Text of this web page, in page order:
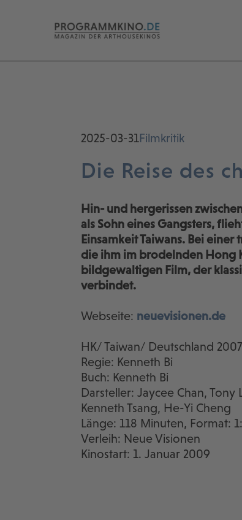
2025-03-31Filmkritik
Die Reise des
Hin- und hergerissen
als Sohn eines Gangsters,
Einsamkeit Taiwans. Bei
die ihm im brodelnden Hong
bildgewaltigen Film, der
verbindet.
Webseite: neuevisionen.de
HK/ Taiwan/ Deutschland 2007
Regie: Kenneth Bi
Buch: Kenneth Bi
Darsteller: Jaycee Chan, Tony
Kenneth Tsang, He-Yi Cheng
Länge: 118 Minuten, Format:
Verleih: Neue Visionen
Kinostart: 1. Januar 2009